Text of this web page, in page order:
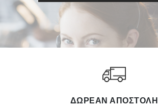
ΔΩΡΕΆΝ ΑΠΟΣΤΟΛΉ